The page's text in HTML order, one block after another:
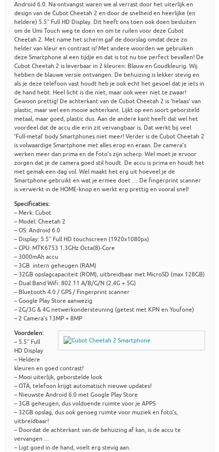
Android 6.0. Na ontvangst waren we al verrast door het uiterlijk en
design van de Cubot Cheetah 2 en door de snelheid en heerlijke (en
heldere) 5.5″ Full HD Display. Dit heeft ons toen ook doen besluiten
om de Umi Touch weg te doen en om te ruilen voor deze Cubot
Cheetah 2. Met name het scherm gaf de doorslag omdat deze zo
helder van kleur en contrast is! Met andere woorden we gebruiken
deze Smartphone al een tijdje en dat is tot nu toe perfect bevallen! De
Cubot Cheetah 2 is leverbaar in 2 kleuren: Blauw en Goudkleurig. Wij
hebben de blauwe versie ontvangen. De behuizing is lekker stevig en
als je deze telefoon vast houdt heb je ook echt het gevoel dat je iets in
de hand hebt. Heel licht is die niet, maar ook weer niet te zwaar!
Gewoon prettig! De achterkant van de Cubot Cheetah 2 is ‘helaas’ van
plastic, maar wel een mooie achterkant. Lijkt op een soort geborsteld
metaal, maar goed, plastic dus. Aan de andere kant heeft dat wel het
voordeel dat de accu die erin zit vervangbaar is. Dat werkt bij veel
‘Full-metal’ body Smartphones niet meer! Verder is de Cubot Cheetah 2
is volwaardige Smartphone met alles erop en eraan. De camera’s
werken meer dan prima en de foto’s zijn scherp. Wel moet je ervoor
zorgen dat je de camera goed stil houdt. De accu is prima en houdt het
met gemak een dag vol. Wel maakt het erg uit hoeveel je de
Smartphone gebruikt en wat je ermee doet … De fingerprint scanner
is verwerkt in de HOME-knop en werkt erg prettig en vooral snel!
Specificaties:
– Merk: Cubot
– Model: Cheetah 2
– OS: Android 6.0
– Display: 5.5″ Full HD touchscreen (1920x1080px)
– CPU: MTK6753 1.3GHz Octa(8)-Core
– 3000mAh accu
– 3GB intern geheugen (RAM)
– 32GB opslagcapaciteit (ROM), uitbreidbaar met MicroSD (max 128GB)
– Dual Band Wifi: 802.11 A/B/G/N (2.4G + 5G)
– Bluetooth 4.0 / GPS / Fingerprint scanner
– Google Play Store aanwezig
– 2G/3G & 4G netwerkondersteuning (getest met KPN en Youfone)
– 2 Camera’s 13MP + 8MP
Voordelen:
– 5.5″ Full
HD Display
– Heldere
kleuren en goed contrast!
– Mooi uiterlijk, geborstelde look
– OTA, telefoon krijgt automatisch nieuwe updates!
– Nieuwste Android 6.0 met Google Play Store
– 3GB geheugen, dus voldoende ruimte voor je APPS
– 32GB opslag, dus ook genoeg ruimte voor muziek en foto’s,
uitbreidbaar!
– Doordat de achterkant van de behuizing af kan, is de accu te
vervangen …
– Ligt goed in de hand, voelt erg stevig aan.